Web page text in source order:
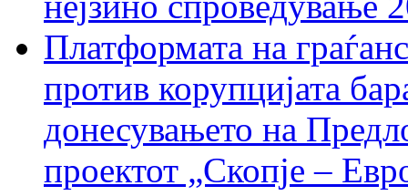
Платформата на
против корупцијата
донесувањето на
проектот „Скопје –